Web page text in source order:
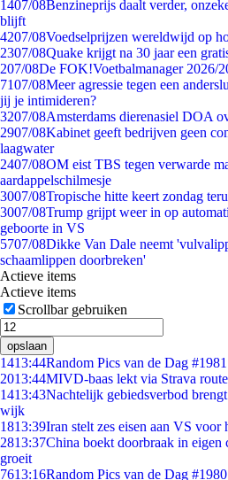
1407/08Benzineprijs daalt verder,
blijft
4207/08Voedselprijzen wereldwijd op
2307/08Quake krijgt na 30 jaar een
207/08De FOK!Voetbalmanager 2026/
7107/08Meer agressie tegen een
jij je intimideren?
3207/08Amsterdams dierenasiel DOA
2907/08Kabinet geeft bedrijven geen
laagwater
2407/08OM eist TBS tegen verwarde
aardappelschilmesje
3007/08Tropische hitte keert zondag
3007/08Trump grijpt weer in op
geboorte in VS
5707/08Dikke Van Dale neemt
schaamlippen doorbreken'
Actieve items
Actieve items
Scrollbar gebruiken
opslaan
1413:44Random Pics van de Dag #1981
2013:44MIVD-baas lekt via Strava
1413:43Nachtelijk gebiedsverbod
wijk
1813:39Iran stelt zes eisen aan VS
2813:37China boekt doorbraak in
groeit
7613:16Random Pics van de Dag #1980